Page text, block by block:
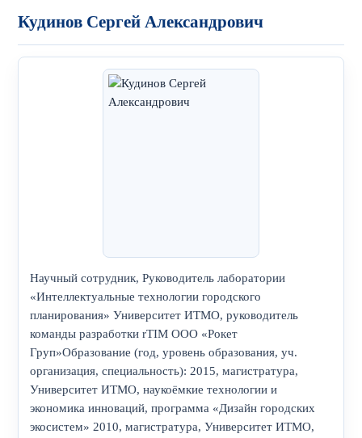
Кудинов Сергей Александрович
Научный сотрудник, Руководитель лаборатории
«Интеллектуальные технологии городского
планирования» Университет ИТМО, руководитель
команды разработки rTIM ООО «Рокет
Груп»Образование (год, уровень образования, уч.
организация, специальность): 2015, магистратура,
Университет ИТМО, наукоёмкие технологии и
экономика инноваций, программа «Дизайн городских
экосистем» 2010, магистратура, Университет ИТМО,